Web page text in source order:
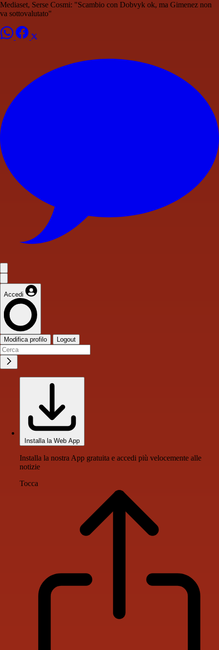
Mediaset, Serse Cosmi: "Scambio con Dobvyk ok, ma Gimenez non
va sottovalutato"
Accedi
Modifica profilo Logout
Installa la Web App
Installa la nostra App gratuita e accedi più velocemente alle
notizie
Tocca